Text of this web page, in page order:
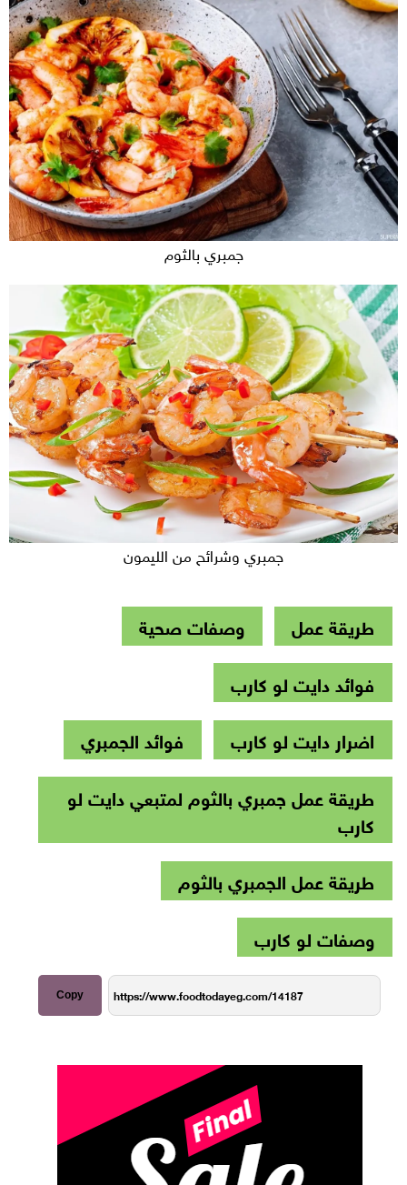
جمبري بالثوم
جمبري وشرائح من الليمون
طريقة عمل
وصفات صحية
فوائد دايت لو كارب
اضرار دايت لو كارب
فوائد الجمبري
طريقة عمل جمبري بالثوم لمتبعي دايت لو
كارب
طريقة عمل الجمبري بالثوم
وصفات لو كارب
Copy